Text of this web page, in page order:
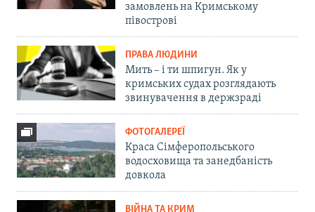
замовлень на Кримському
півострові
ПРАВА ЛЮДИНИ
Мить – і ти шпигун. Як у
кримських судах розглядають
звинувачення в держзраді
ФОТОГАЛЕРЕЇ
Краса Сімферопольського
водосховища та занедбаність
довкола
ВІЙНА ТА КРИМ